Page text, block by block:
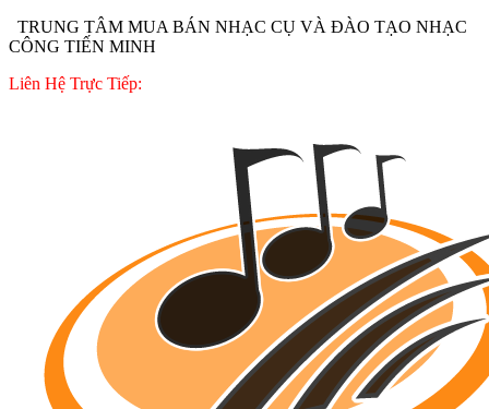
TRUNG TÂM MUA BÁN NHẠC CỤ VÀ ĐÀO TẠO NHẠC
CÔNG TIẾN MINH
Liên Hệ Trực Tiếp: